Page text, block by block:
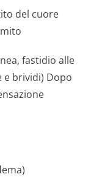
del cuore
fastidio alle
brividi) Dopo